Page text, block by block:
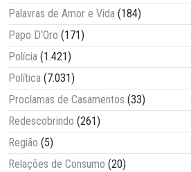
Palavras de Amor e Vida (184)
Papo D'Oro (171)
Polícia (1.421)
Política (7.031)
Proclamas de Casamentos (33)
Redescobrindo (261)
Região (5)
Relações de Consumo (20)